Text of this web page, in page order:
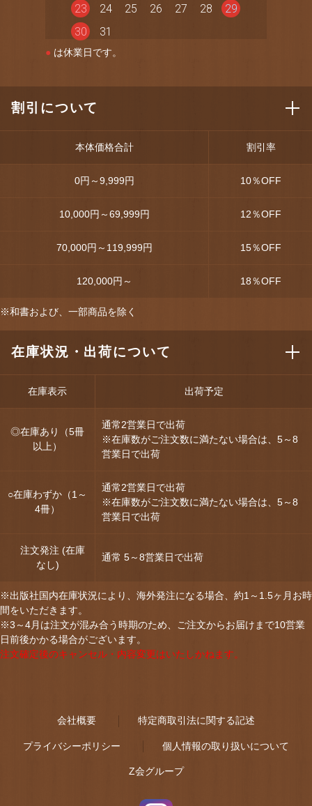
23
24 25 26 27 28
29
30
31
● は休業日です。
割引について
本体価格合計 割引率
0円～9,999円 10％OFF
10,000円～69,999円 12％OFF
70,000円～119,999円 15％OFF
120,000円～ 18％OFF
※和書および、一部商品を除く
在庫状況・出荷について
在庫表示 出荷予定
◎在庫あり（5冊
以上）
通常2営業日で出荷
※在庫数がご注文数に満たない場合は、5～8
営業日で出荷
○在庫わずか（1～
4冊）
通常2営業日で出荷
※在庫数がご注文数に満たない場合は、5～8
営業日で出荷
注文発注 (在庫
なし)
通常 5～8営業日で出荷
※出版社国内在庫状況により、海外発注になる場合、約1～1.5ヶ月お時
間をいただきます。
※3～4月は注文が混み合う時期のため、ご注文からお届けまで10営業
日前後かかる場合がございます。
注文確定後のキャンセル・内容変更はいたしかねます。
会社概要 特定商取引法に関する記述
プライバシーポリシー 個人情報の取り扱いについて
Z会グループ